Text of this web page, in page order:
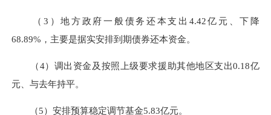
（3）地方政府一般债务还本支出4.42亿元、下降
68.89%，主要是据实安排到期债券还本资金。
（4）调出资金及按照上级要求援助其他地区支出0.18亿
元、与去年持平。
（5）安排预算稳定调节基金5.83亿元。